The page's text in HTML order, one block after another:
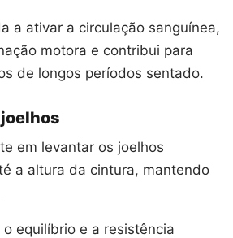
a ativar a circulação sanguínea,
motora e contribui para
de longos períodos sentado.
em levantar os joelhos
a altura da cintura, mantendo
equilíbrio e a resistência